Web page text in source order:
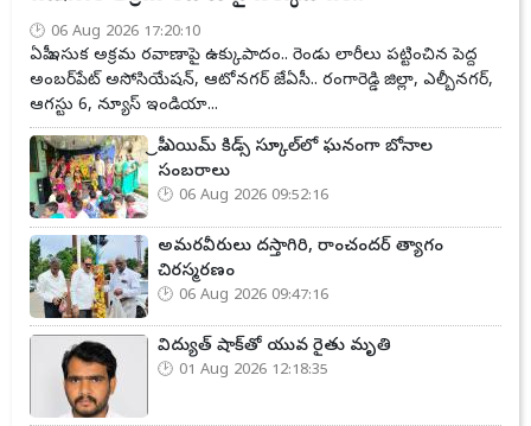
06 Aug 2026 17:20:10
ఏపీ ఇసుక అక్రమ రవాణాపై ఉక్కుపాదం.. రెండు లారీలు పట్టించిన పెద్ద
అంబర్‌పేట్ అసోసియేషన్, ఆటోనగర్ జేఏసీ.. రంగారెడ్డి జిల్లా, ఎల్బీనగర్,
ఆగస్టు 6, న్యూస్ ఇండియా...
ప్రీ ఎయిమ్ కిడ్స్ స్కూల్‌లో ఘనంగా బోనాల
సంబరాలు
06 Aug 2026 09:52:16
అమరవీరులు దస్తాగిరి, రాంచందర్ త్యాగం
చిరస్మరణం
06 Aug 2026 09:47:16
విద్యుత్ షాక్‌తో యువ రైతు మృతి
01 Aug 2026 12:18:35